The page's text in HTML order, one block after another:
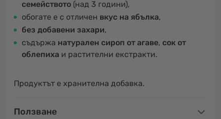
семейството (над 3 години),
обогате е с отличен вкус на ябълка,
без добавени захари,
съдържа натурален сироп от агаве, сок от
облепиха и растителни екстракти.
Продуктът е хранителна добавка.
Ползване